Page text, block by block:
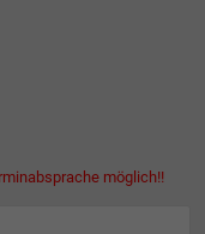
möglich!!